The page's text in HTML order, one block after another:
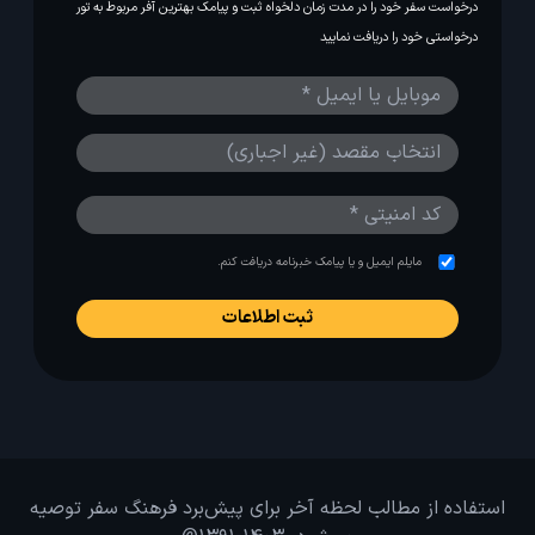
درخواست سفر خود را در مدت زمان دلخواه ثبت و پیامک بهترین آفر مربوط به تور
درخواستی خود را دریافت نمایید
مایلم ایمیل و یا پیامک خبرنامه دریافت کنم.
استفاده از مطالب لحظه آخر برای پیش‌برد فرهنگ سفر توصیه